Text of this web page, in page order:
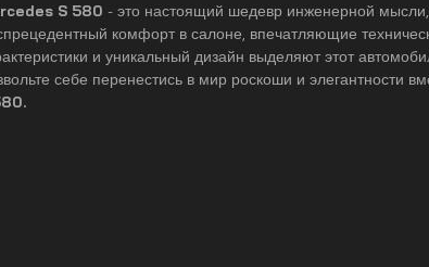
S 580- это настоящий шедевр инженерной мысли,
комфорт в салоне, впечатляющие
и уникальный дизайн выделяют этот
себе перенестись в мир роскоши и элегантности